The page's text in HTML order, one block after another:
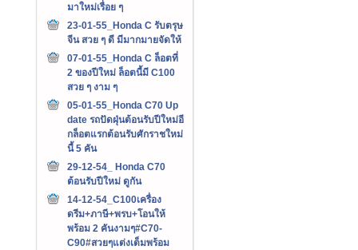
มาใหม่เรื่อย ๆ
23-01-55_Honda C รับตรุษ
จีน สวย ๆ ดี มีมากมายจัดให้
07-01-55_Honda C ล็อตที่
2 ของปีใหม่ ล็อตนี้มี C100
สวย ๆ งาม ๆ
05-01-55_Honda C70 Up
date รถปัดฝุ่นต้อนรับปีใหม่อี
กล็อตแรกต้อนรับศักราชใหม่
นี้ 5 คัน
29-12-54_ Honda C70
ต้อนรับปีใหม่ ดูกัน
14-12-54_C100เครื่อง
ดรีม+ภาษี+พรบ+โอนให้
พร้อม 2 คันงามๆ#C70-
C90#สวยๆแต่งเต็มพร้อม